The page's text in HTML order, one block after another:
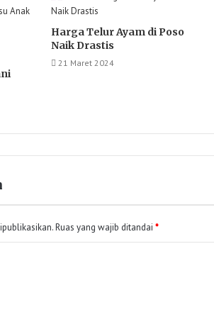
Harga Telur Ayam di Poso
Naik Drastis
21 Maret 2024
Ruas yang wajib ditandai *